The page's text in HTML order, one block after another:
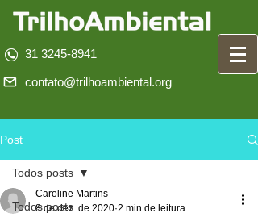
31 3245-8941
contato@trilhoambiental.org
Post
Todos posts
Todos posts
Caroline Martins
8 de dez. de 2020 2 min de leitura